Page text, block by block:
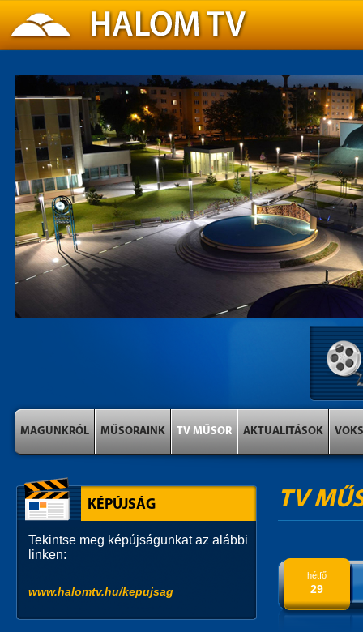
MAGUNKRÓL MŰSORAINK TV MŰSOR AKTUALITÁSOK VOKS
TV
hétfő
29
KÉPÚJSÁG
Tekintse meg képújságunkat az alábbi
linken:
www.halomtv.hu/kepujsag